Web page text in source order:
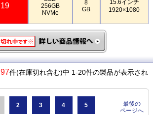
19
256GB
NVMe
8
GB
15.6インチ
1920×1080
97件(在庫切れ含む)中 1-20件の製品が表示され
2 3 4 5
最後の
ページへ